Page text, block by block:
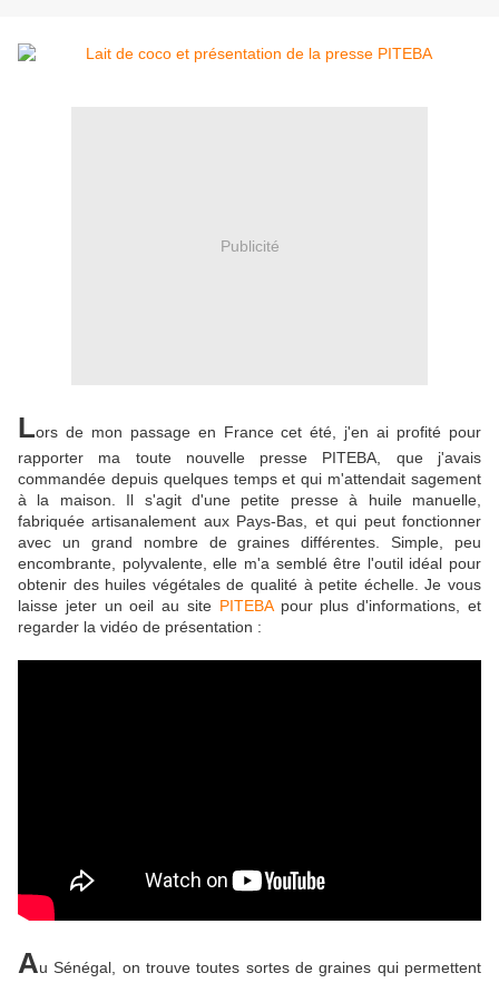
Publicité
Lors de mon passage en France cet été, j'en ai profité pour
rapporter ma toute nouvelle presse PITEBA, que j'avais
commandée depuis quelques temps et qui m'attendait sagement
à la maison. Il s'agit d'une petite presse à huile manuelle,
fabriquée artisanalement aux Pays-Bas, et qui peut fonctionner
avec un grand nombre de graines différentes. Simple, peu
encombrante, polyvalente, elle m'a semblé être l'outil idéal pour
obtenir des huiles végétales de qualité à petite échelle.Je vous
laisse jeter un oeil au site PITEBApour plus d'informations, et
regarder la vidéo de présentation :
Au Sénégal, on trouve toutes sortes de graines qui permettent